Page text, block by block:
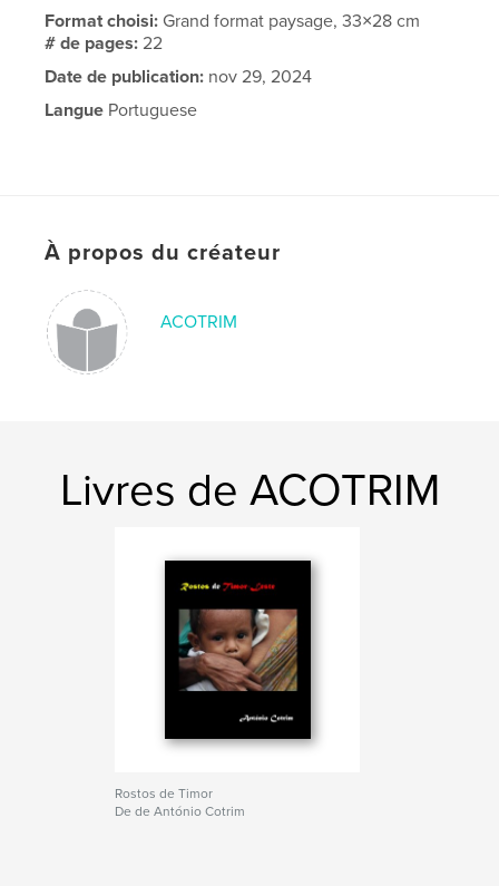
Format choisi: Grand format paysage, 33×28 cm
# de pages:22
Date de publication: nov 29, 2024
Langue Portuguese
À propos du créateur
ACOTRIM
Livres de ACOTRIM
Rostos de Timor
De de António Cotrim